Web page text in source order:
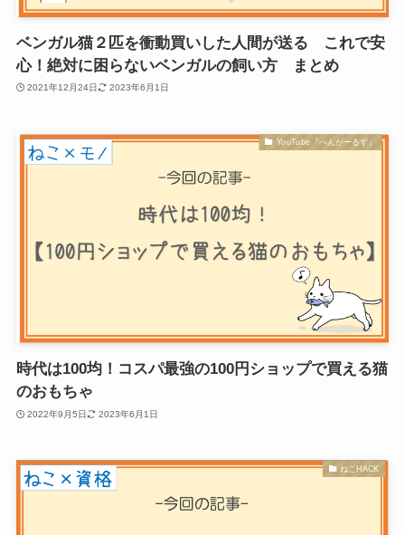
ベンガル猫２匹を衝動買いした人間が送る これで安
心！絶対に困らないベンガルの飼い方 まとめ
2021年12月24日 2023年6月1日
YouTube『べんがーるず』
時代は100均！コスパ最強の100円ショップで買える猫
のおもちゃ
2022年9月5日 2023年6月1日
ねこHACK